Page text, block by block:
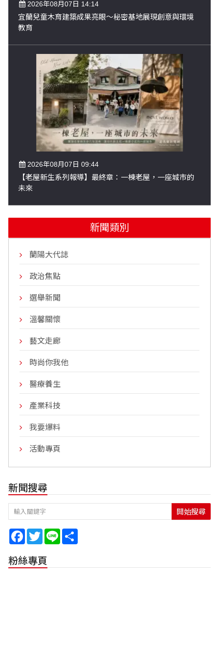
2026年08月07日 14:14
宜蘭兒童木育建築成果亮眼～秘密基地展現創意與環境
教育
2026年08月07日 09:44
【老屋新生系列報導】最終章：一棟老屋，一座城市的
未來
新聞類別
蘭陽大代誌
政治焦點
選舉新聞
溫馨關懷
藝文走廊
時尚你我他
醫療養生
產業科技
我要爆料
活動專頁
新聞搜尋
開始搜尋
Facebook
TwitterLine
粉絲專頁